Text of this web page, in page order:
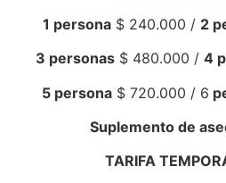
1 persona$ 240.000 / 2
3 personas $ 480.000 / 4
5 persona $ 720.000 / 6
Suplemento de
TARIFA